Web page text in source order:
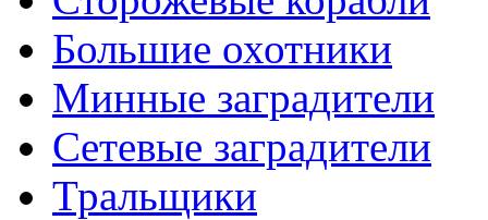
Большие охотники
Минные заградители
Сетевые заградители
Тральщики